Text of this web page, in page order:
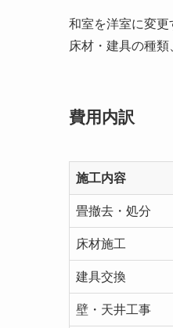
和室を洋室に変更
床材・建具の種類
費用内訳
施工内容
畳撤去・処分
床材施工
建具交換
壁・天井工事